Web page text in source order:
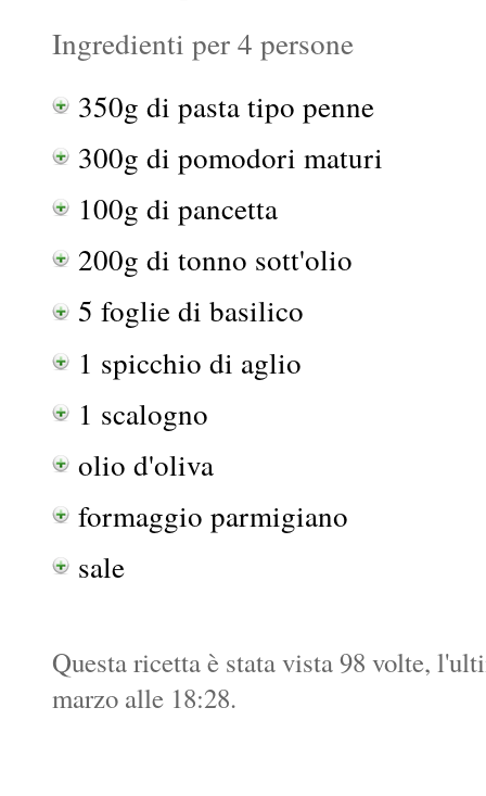
Ingredienti per 4 persone
350g di pasta tipo penne
300g di pomodori maturi
100g di pancetta
200g di tonno sott'olio
5 foglie di basilico
1 spicchio di aglio
1 scalogno
olio d'oliva
formaggio parmigiano
sale
Questa ricetta è stata vista 98 volte,
marzo alle 18:28.